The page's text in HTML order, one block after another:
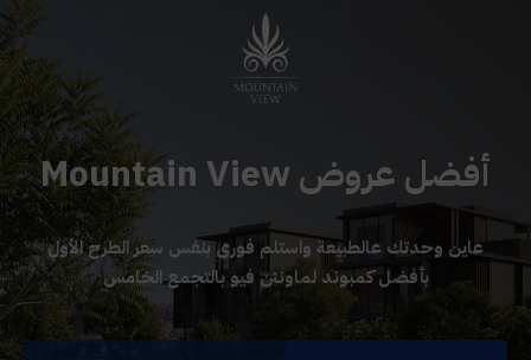
أفضل عروض Mountain View
عاين وحدتك عالطبيعة واستلم فورى بنفس سعر الطرح الأول
بأفضل كمبوند لماونتن فيو بالتجمع الخامس